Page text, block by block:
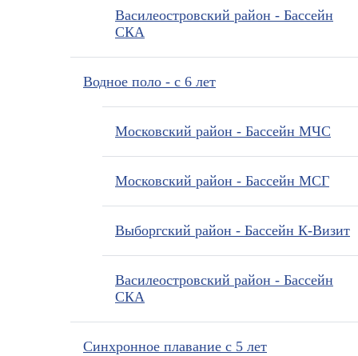
Василеостровский район - Бассейн
СКА
Водное поло - с 6 лет
Московский район - Бассейн МЧС
Московский район - Бассейн МСГ
Выборгский район - Бассейн К-Визит
Василеостровский район - Бассейн
СКА
Синхронное плавание с 5 лет